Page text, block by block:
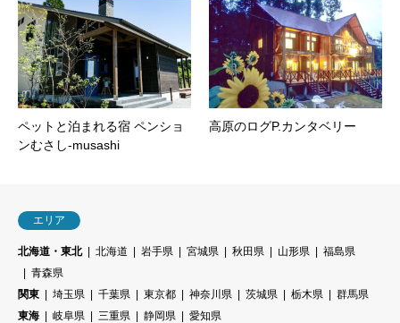
ペットと泊まれる宿 ペンショ
ンむさし-musashi
高原のログP.カンタベリー
エリア
北海道・東北 北海道 岩手県 宮城県 秋田県 山形県
福島県
青森県
関東
埼玉県 千葉県 東京都 神奈川県 茨城県 栃木県
群馬県
東海
岐阜県 三重県 静岡県
愛知県